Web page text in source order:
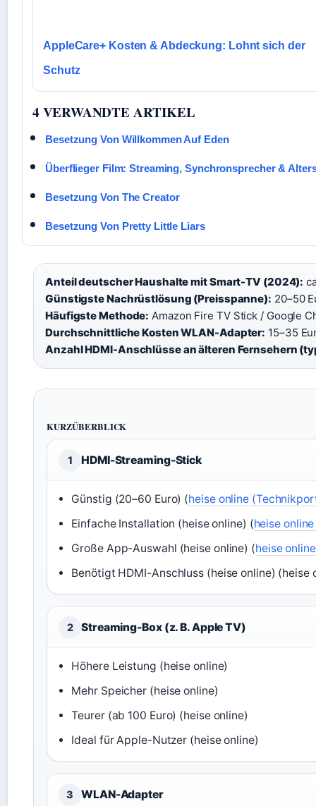
AppleCare+ Kosten & Abdeckung: Lohnt sich der
Schutz
4 VERWANDTE ARTIKEL
Besetzung Von Willkommen Auf Eden
Überflieger Film: Streaming, Synchronsprecher &
Besetzung Von The Creator
Besetzung Von Pretty Little Liars
Anteil deutscher Haushalte mit Smart-TV (2024):
Günstigste Nachrüstlösung (Preisspanne): 20–50
Häufigste Methode: Amazon Fire TV Stick / Google
Durchschnittliche Kosten WLAN-Adapter: 15–35
Anzahl HDMI-Anschlüsse an älteren Fernsehern
KURZÜBERBLICK
1 HDMI-Streaming-Stick
Günstig (20–60 Euro) (heise online
Einfache Installation (heise online) (heise
Große App-Auswahl (heise online) (heise
Benötigt HDMI-Anschluss (heise online)
2 Streaming-Box (z. B. Apple TV)
Höhere Leistung (heise online)
Mehr Speicher (heise online)
Teurer (ab 100 Euro) (heise online)
Ideal für Apple-Nutzer (heise online)
3 WLAN-Adapter